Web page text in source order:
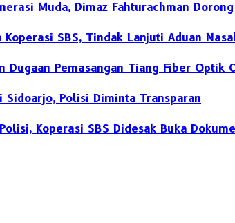
Muda, Dimaz Fahturachman
SBS, Tindak Lanjuti Aduan
Pemasangan Tiang Fiber Optik
Sidoarjo, Polisi Diminta Transparan
Koperasi SBS Didesak Buka